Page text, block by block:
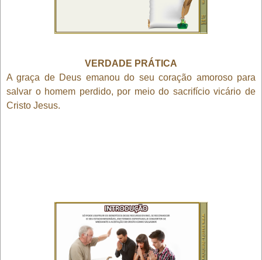
VERDADE PRÁTICA
A graça de Deus emanou do seu coração amoroso para
salvar o homem perdido, por meio do sacrifício vicário de
Cristo Jesus.